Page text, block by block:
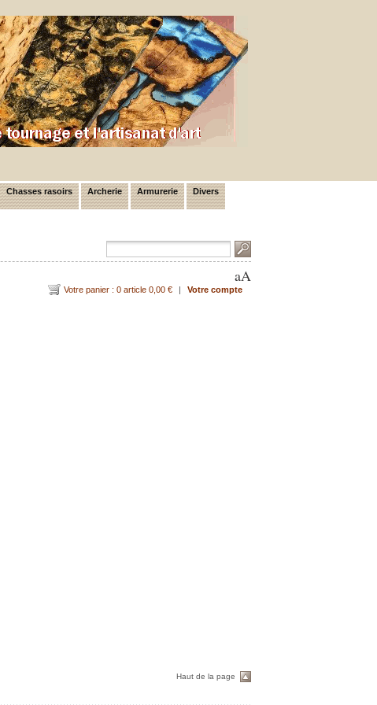
Chasses rasoirs Archerie Armurerie Divers
aA
Votre panier : 0 article 0,00 € | Votre compte
Haut de la page